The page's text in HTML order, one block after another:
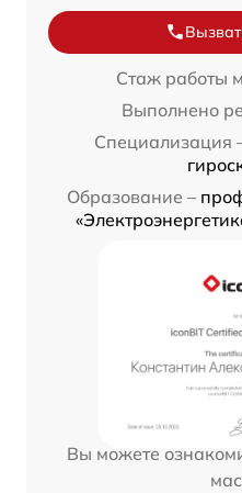
Стаж работы
Выполнено
Специализация
Образование –
Вы можете